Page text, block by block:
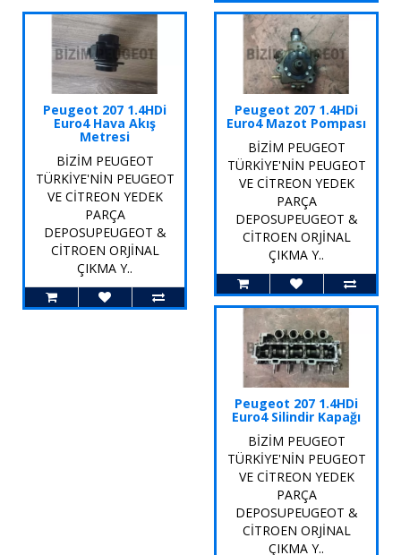
Peugeot 207 1.4HDi
Euro4 Hava Akış
Metresi
BİZİM PEUGEOT
TÜRKİYE'NİN PEUGEOT
VE CİTREON YEDEK
PARÇA
DEPOSUPEUGEOT &
CİTROEN ORJİNAL
ÇIKMA Y..
Peugeot 207 1.4HDi
Euro4 Mazot Pompası
BİZİM PEUGEOT
TÜRKİYE'NİN PEUGEOT
VE CİTREON YEDEK
PARÇA
DEPOSUPEUGEOT &
CİTROEN ORJİNAL
ÇIKMA Y..
Peugeot 207 1.4HDi
Euro4 Silindir Kapağı
BİZİM PEUGEOT
TÜRKİYE'NİN PEUGEOT
VE CİTREON YEDEK
PARÇA
DEPOSUPEUGEOT &
CİTROEN ORJİNAL
ÇIKMA Y..